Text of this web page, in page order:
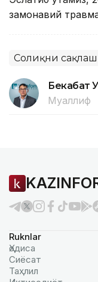
замонавий
Соғлиқни сақлаш
Бекабат
Муаллиф
Ruknlar
Ҳодиса
Сиёсат
Таҳлил